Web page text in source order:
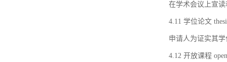
在学术会议上宣
4.11 学位论文
申请人为证实其
4.12 开放课程